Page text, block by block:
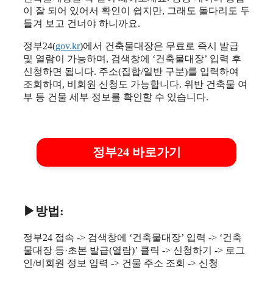
이 잘 되어 있어서 확인이 쉽지만, 그래도 돌다리도 두
들겨 보고 건너야 하니까요.
정부24(gov.kr)에서 건축물대장은 무료로 즉시 발급
및 열람이 가능하며, 검색창에 ‘건축물대장’ 입력 후
신청하면 됩니다. 주소(집합/일반 구분)를 입력하여
조회하며, 비회원 신청도 가능합니다. 위반 건축물 여
부 등 건물 세부 정보를 확인할 수 있습니다.
정부24 바로가기
▶방법:
정부24 접속 -> 검색창에 ‘건축물대장’ 입력 -> ‘건축
물대장 등·초본 발급(열람)’ 클릭 -> 신청하기 -> 로그
인/비회원 정보 입력 -> 건물 주소 조회 -> 신청